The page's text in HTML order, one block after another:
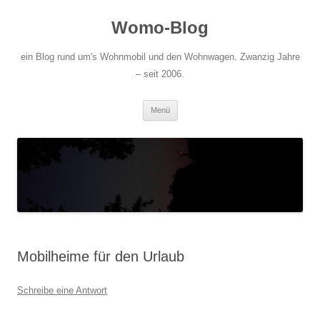
Womo-Blog
ein Blog rund um's Wohnmobil und den Wohnwagen. Zwanzig Jahre
– seit 2006.
Menü
Mobilheime für den Urlaub
Schreibe eine Antwort